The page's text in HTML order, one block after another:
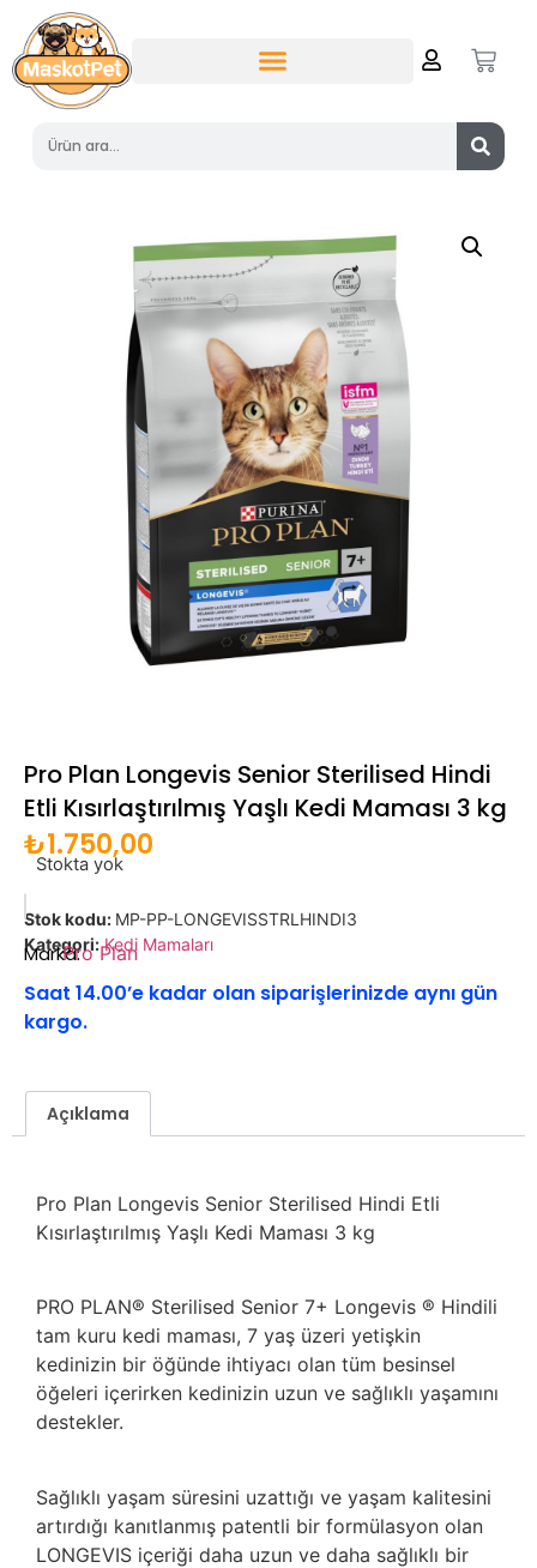
Pro Plan Longevis Senior Sterilised Hindi
Etli Kısırlaştırılmış Yaşlı Kedi Maması 3 kg
₺1.750,00
Stokta yok
Stok kodu: MP-PP-LONGEVISSTRLHINDI3
Kategori: Kedi Mamaları
Marka:Pro Plan
Saat 14.00’e kadar olan siparişlerinizde aynı gün
kargo.
Açıklama
Pro Plan Longevis Senior Sterilised Hindi Etli
Kısırlaştırılmış Yaşlı Kedi Maması 3 kg
PRO PLAN® Sterilised Senior 7+ Longevis ® Hindili
tam kuru kedi maması, 7 yaş üzeri yetişkin
kedinizin bir öğünde ihtiyacı olan tüm besinsel
öğeleri içerirken kedinizin uzun ve sağlıklı yaşamını
destekler.
Sağlıklı yaşam süresini uzattığı ve yaşam kalitesini
artırdığı kanıtlanmış patentli bir formülasyon olan
LONGEVIS içeriği daha uzun ve daha sağlıklı bir